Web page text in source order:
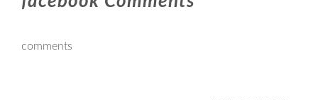
comments